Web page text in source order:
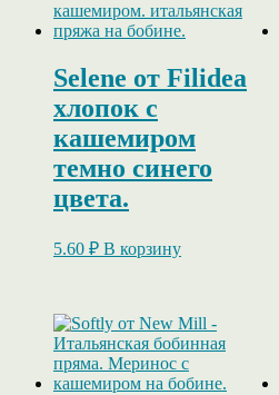
Selene от Filidea
хлопок с
кашемиром
темно синего
цвета.
5.60 ₽ В корзину